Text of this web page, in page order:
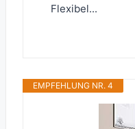
Flexibel...
EMPFEHLUNG NR. 4